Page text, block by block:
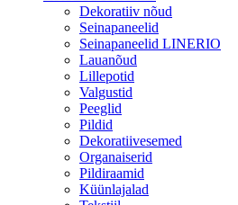
Dekoratiiv nõud
Seinapaneelid
Seinapaneelid LINERIO
Lauanõud
Lillepotid
Valgustid
Peeglid
Pildid
Dekoratiivesemed
Organaiserid
Pildiraamid
Küünlajalad